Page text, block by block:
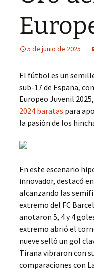
5 de junio de 2025
El fútbol es un
sub-17 de España,
Europeo Juvenil
2024 baratas para
la pasión de los
En este escenario
innovador, destacó
alcanzando las
extremo del FC
anotaron 5, 4 y 4
extremo abrió el
nueve selló un gol
Tirana vibraron con
comparaciones con